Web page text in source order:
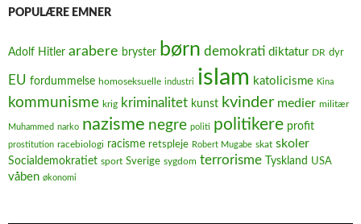
POPULÆRE EMNER
Adolf Hitler arabere bryster børn demokrati diktatur DR dyr
EU fordummelse homoseksuelle industri islam katolicisme Kina
kommunisme krig kriminalitet kunst kvinder medier militær
Muhammed narko nazisme negre politi politikere profit
prostitution racebiologi racisme retspleje Robert Mugabe skat skoler
Socialdemokratiet sport Sverige sygdom terrorisme Tyskland USA
våben økonomi